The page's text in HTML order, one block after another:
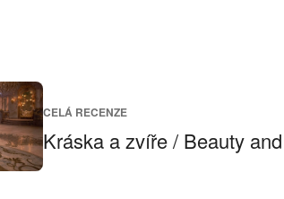
CELÁ RECENZE
Kráska a zvíře / Beauty